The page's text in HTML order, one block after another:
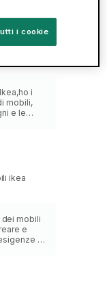
i
e le
di
scelta
ikea
mobili
e
e
i cookie